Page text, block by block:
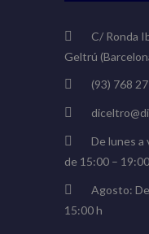
C/ Ronda
Geltrú
(93) 768
De lunes a
de 15:00 –
Agosto:
15:00 h